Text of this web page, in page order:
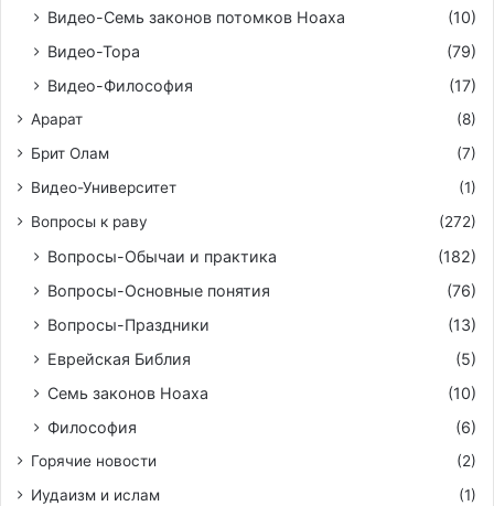
Видео-Семь законов потомков Ноаха
(10)
Видео-Тора
(79)
Видео-Философия
(17)
Арарат
(8)
Брит Олам
(7)
Видео-Университет
(1)
Вопросы к раву
(272)
Вопросы-Обычаи и практика
(182)
Вопросы-Основные понятия
(76)
Вопросы-Праздники
(13)
Еврейская Библия
(5)
Семь законов Ноаха
(10)
Философия
(6)
Горячие новости
(2)
Иудаизм и ислам
(1)